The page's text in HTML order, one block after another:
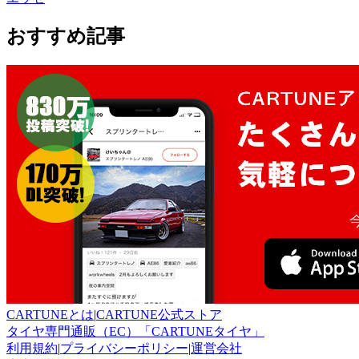
おすすめ記事
CARTUNEとは|CARTUNE公式ストア
タイヤ専門通販（EC）「CARTUNEタイヤ」
利用規約|プライバシーポリシー|運営会社